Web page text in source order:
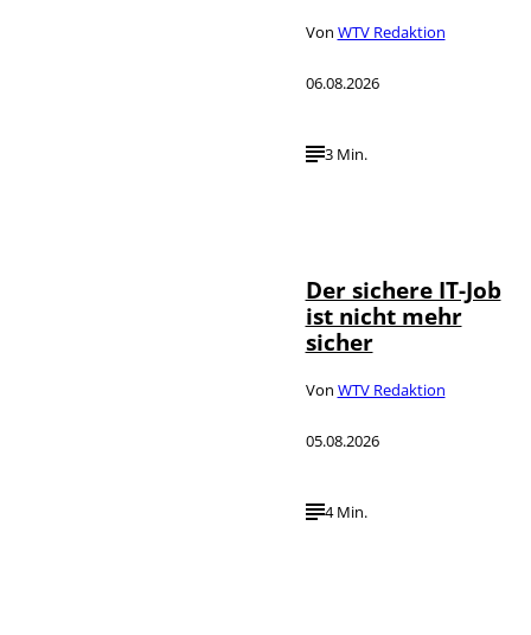
Von WTV Redaktion
06.08.2026
3 Min.
Der sichere IT-Job
ist nicht mehr
sicher
Von WTV Redaktion
05.08.2026
4 Min.